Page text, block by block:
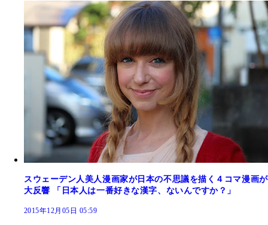
スウェーデン人美人漫画家が日本の不思議を描く４コマ漫画が
大反響 「日本人は一番好きな漢字、ないんですか？」
2015年12月05日 05:59